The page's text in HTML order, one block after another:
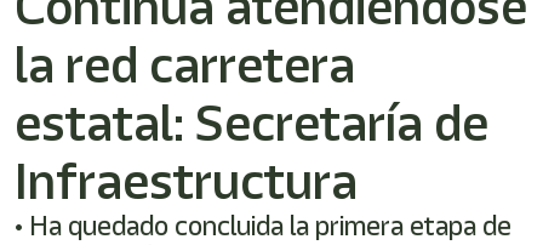
Este
acceso
directo
lector
de
pantalla
para
la red carretera
estatal: Secretaría de
Infraestructura
• Ha quedado concluida la primera etapa de